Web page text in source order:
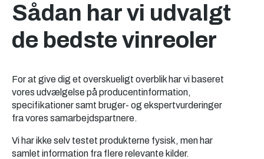
Sådan har vi udvalgt
de bedste vinreoler
For at give dig et overskueligt overblik har vi baseret
vores udvælgelse på producentinformation,
specifikationer samt bruger- og ekspertvurderinger
fra vores samarbejdspartnere.
Vi har ikke selv testet produkterne fysisk, men har
samlet information fra flere relevante kilder.